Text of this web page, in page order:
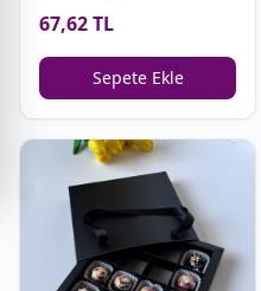
67,62 TL
Sepete Ekle